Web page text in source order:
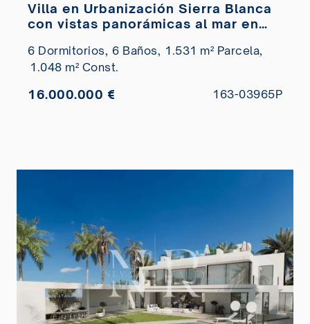
Villa en Urbanización Sierra Blanca
con vistas panorámicas al mar en
6 Dormitorios, 6 Baños, 1.531 m² Parcela,
1.048 m² Const.
16.000.000 € 163-03965P